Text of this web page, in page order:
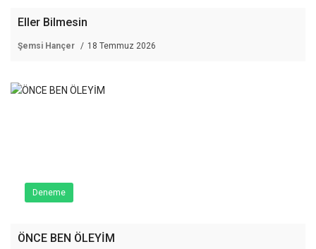
Eller Bilmesin
Şemsi Hançer 18 Temmuz 2026
Deneme
ÖNCE BEN ÖLEYİM